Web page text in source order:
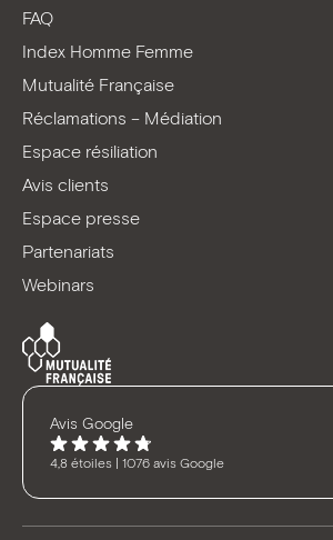
FAQ
Index Homme Femme
Mutualité Française
Réclamations – Médiation
Espace résiliation
Avis clients
Espace presse
Partenariats
Webinars
Avis Google
4,8 étoiles | 1076 avis Google